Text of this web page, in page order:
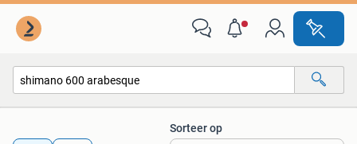
Sorteer op